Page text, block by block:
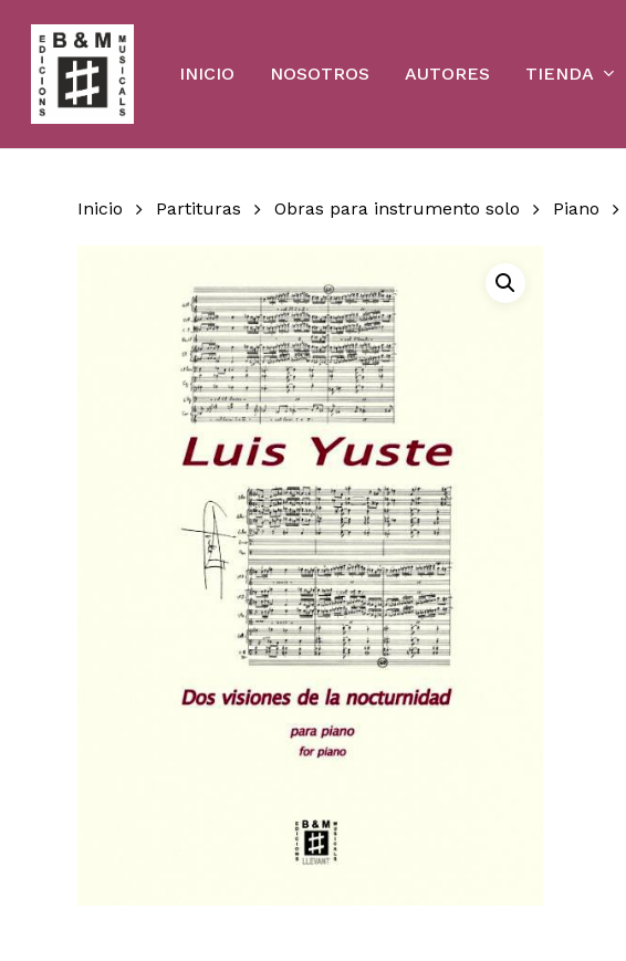
main
content
INICIO NOSOTROS AUTORES TIENDA
Inicio Partituras Obras para instrumento solo Piano